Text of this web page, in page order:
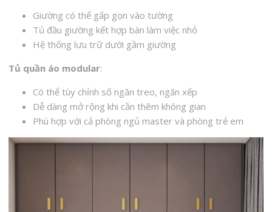
Giường có thể gấp gọn vào tường
Tủ đầu giường kết hợp bàn làm việc nhỏ
Hệ thống lưu trữ dưới gầm giường
Tủ quần áo modular:
Có thể tùy chỉnh số ngăn treo, ngăn xếp
Dễ dàng mở rộng khi cần thêm không gian
Phù hợp với cả phòng ngủ master và phòng trẻ em